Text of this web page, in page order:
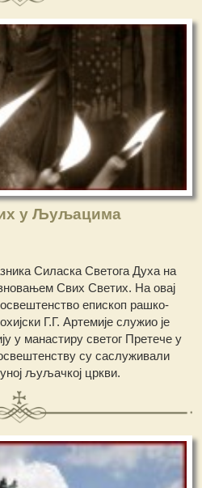
у Љуљацима
Силаска Светога Духа на
Свих Светих. На овај
епископ рашко-
Г.Г. Артемије служио је
у манастиру светог Претече у
су саслуживали
љуљачкој цркви.